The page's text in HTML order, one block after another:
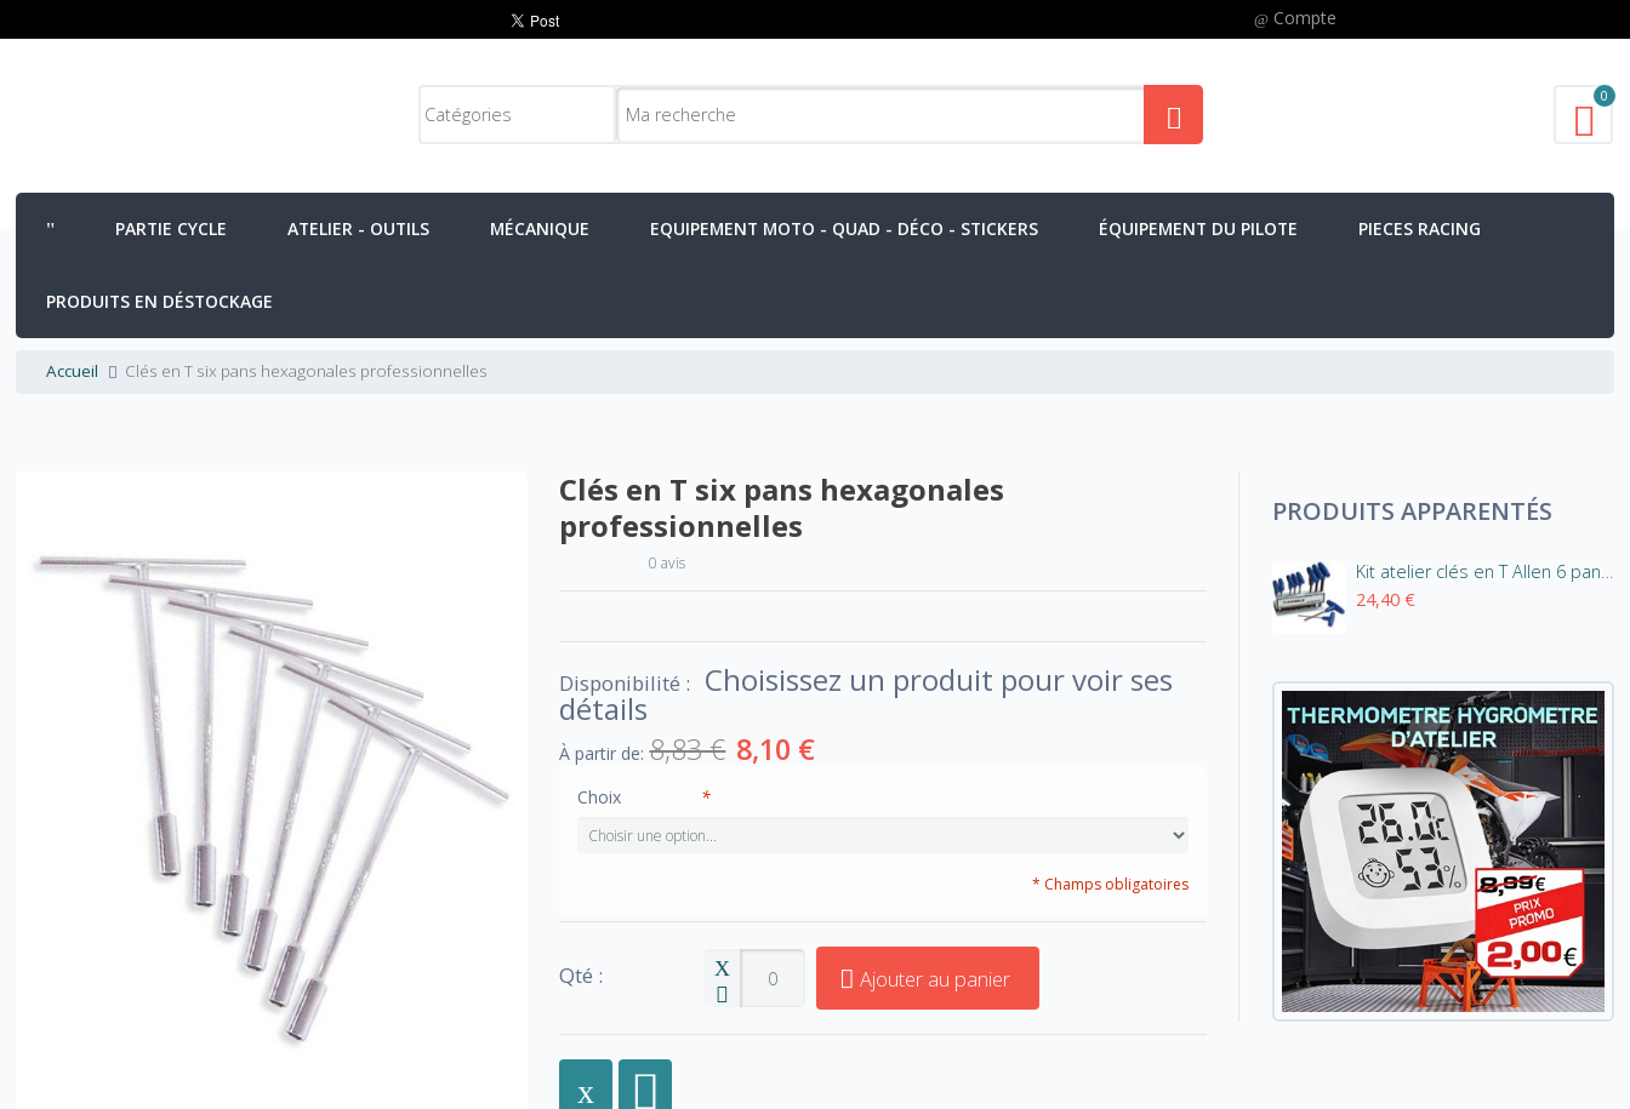
Compte
0
PARTIE CYCLE ATELIER - OUTILS MÉCANIQUE EQUIPEMENT MOTO - QUAD - DÉCO - STICKERS ÉQUIPEMENT DU PILOTE PIECES RACING
PRODUITS EN DÉSTOCKAGE
Accueil Clés en T six pans hexagonales professionnelles
Clés en T six pans hexagonales
professionnelles
0 avis
Disponibilité : Choisissez un produit pour voir ses
détails
À partir de: 8,83 € 8,10 €
*
Choix
* Champs obligatoires
Qté : Ajouter au panier
PRODUITS APPARENTÉS
Kit atelier clés en T Allen 6 pans - 10 clés + présentoir
24,40 €